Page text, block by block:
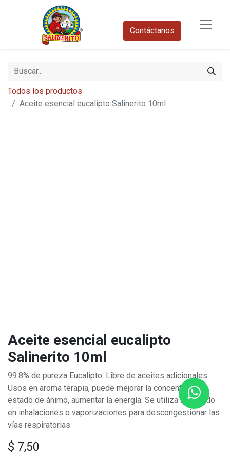
Contáctanos​
Todos los productos
Aceite esencial eucalipto Salinerito 10ml
Aceite esencial eucalipto
Salinerito 10ml
99.8% de pureza Eucalipto. Libre de aceites adicionales.
Usos en aroma terapia, puede mejorar la concentración,
estado de ánimo, aumentar la energía. Se utiliza a menudo
en inhalaciones o vaporizaciones para descongestionar las
vías respiratorias
$ 7,50